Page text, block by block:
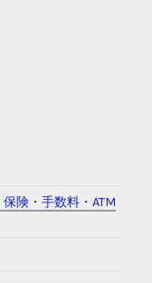
険・手数料・ATM